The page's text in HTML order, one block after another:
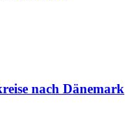
nach Dänemark